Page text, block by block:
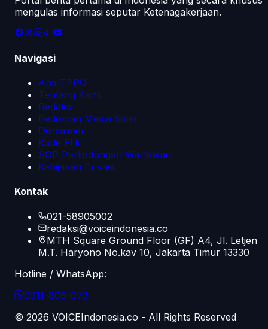
mengulas informasi seputar Ketenagakerjaan.
Navigasi
Anti-TPPO
Tentang Kami
Redaksi
Pedoman Media Siber
Disclaimer
Kode Etik
SOP Perlindungan Wartawan
Kebijakan Privasi
Kontak
021-58905002
redaksi@voiceindonesia.co
MTH Square Ground Floor (GF) A4, Jl. Letjen
M.T. Haryono No.kav 10, Jakarta Timur 13330
Hotline / WhatsApp:
0811-809-073
© 2026 VOICEIndonesia.co - All Rights Reserved